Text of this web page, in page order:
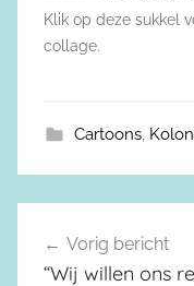
Klik op deze sukkel
collage.
Cartoons,
Vorig bericht
“Wij willen ons